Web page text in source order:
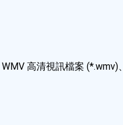
高清視訊檔案 (*.wmv)、